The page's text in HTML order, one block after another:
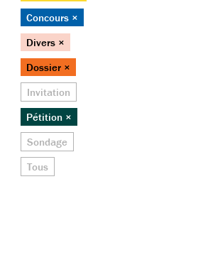
Concours ×
Divers ×
Dossier ×
Invitation
Pétition ×
Sondage
Tous